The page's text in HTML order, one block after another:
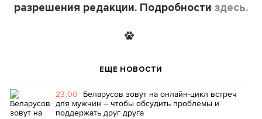
разрешения редакции. Подробности здесь.
ЕЩЕ НОВОСТИ
23:00 Беларусов зовут на онлайн-цикл встреч
для мужчин – чтобы обсудить проблемы и
поддержать друг друга